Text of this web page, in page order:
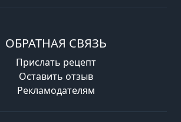
ОБРАТНАЯ СВЯЗЬ
Прислать рецепт
Оставить отзыв
Рекламодателям